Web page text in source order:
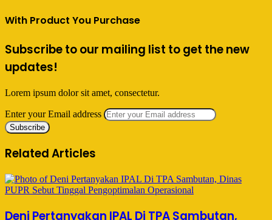
With Product You Purchase
Subscribe to our mailing list to get the new
updates!
Lorem ipsum dolor sit amet, consectetur.
Enter your Email address
Related Articles
Deni Pertanyakan IPAL Di TPA Sambutan,